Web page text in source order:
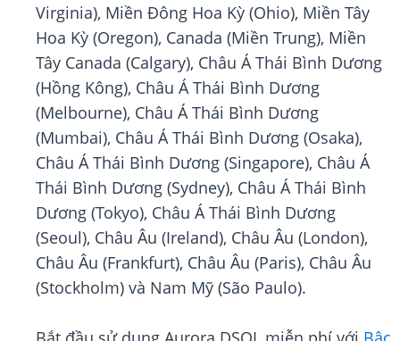
Virginia), Miền Đông Hoa Kỳ (Ohio), Miền Tây
Hoa Kỳ (Oregon), Canada (Miền Trung), Miền
Tây Canada (Calgary), Châu Á Thái Bình Dương
(Hồng Kông), Châu Á Thái Bình Dương
(Melbourne), Châu Á Thái Bình Dương
(Mumbai), Châu Á Thái Bình Dương (Osaka),
Châu Á Thái Bình Dương (Singapore), Châu Á
Thái Bình Dương (Sydney), Châu Á Thái Bình
Dương (Tokyo), Châu Á Thái Bình Dương
(Seoul), Châu Âu (Ireland), Châu Âu (London),
Châu Âu (Frankfurt), Châu Âu (Paris), Châu Âu
(Stockholm) và Nam Mỹ (São Paulo).